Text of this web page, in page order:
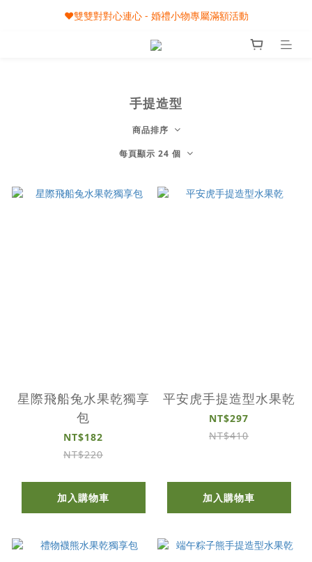
🎀08/01-09/30 秋節月圓家家慶- 滿額即享專屬小禮
❤️雙雙對對心連心 - 婚禮小物專屬滿額活動
🎀08/01-09/30 秋節月圓家家慶- 滿額即享專屬小禮
手提造型
商品排序
每頁顯示 24 個
星際飛船兔水果乾獨享
包
NT$182
NT$220
加入購物車
平安虎手提造型水果乾
NT$297
NT$410
加入購物車